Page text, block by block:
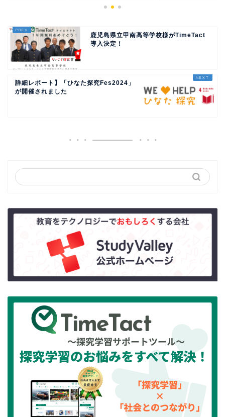
鹿児島県立甲南高等学校様がTimeTact
導入決定！
詳細レポート】「ひなた探究Fes2024」
が開催されました